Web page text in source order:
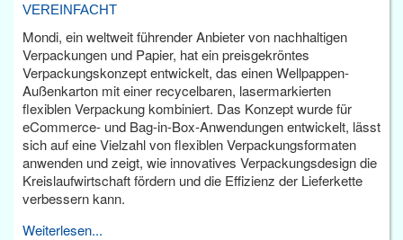
VEREINFACHT
Mondi, ein weltweit führender Anbieter von nachhaltigen
Verpackungen und Papier, hat ein preisgekröntes
Verpackungskonzept entwickelt, das einen Wellpappen-
Außenkarton mit einer recycelbaren, lasermarkierten
flexiblen Verpackung kombiniert. Das Konzept wurde für
eCommerce- und Bag-in-Box-Anwendungen entwickelt, lässt
sich auf eine Vielzahl von flexiblen Verpackungsformaten
anwenden und zeigt, wie innovatives Verpackungsdesign die
Kreislaufwirtschaft fördern und die Effizienz der Lieferkette
verbessern kann.
Weiterlesen...